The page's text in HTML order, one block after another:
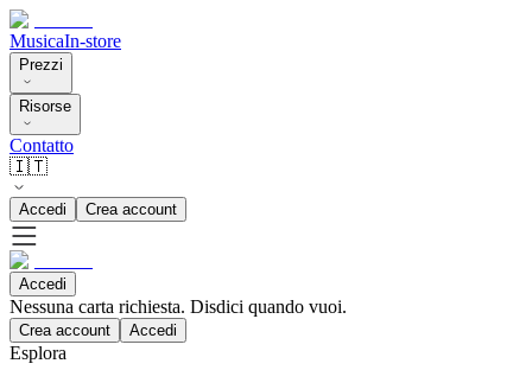
MusicaIn-store
Prezzi
Risorse
Contatto
🇮🇹
Accedi Crea account
Accedi
Nessuna carta richiesta. Disdici quando vuoi.
Crea account Accedi
Esplora